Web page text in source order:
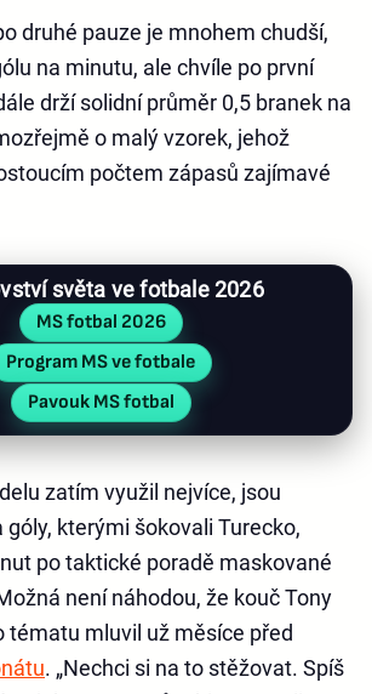
druhé pauze je mnohem chudší,
na minutu, ale chvíle po první
drží solidní průměr 0,5 branek na
o malý vzorek, jehož
počtem zápasů zajímavé
světa ve fotbale 2026
MS fotbal 2026
Program MS ve fotbale
Pavouk MS fotbal
zatím využil nejvíce, jsou
góly, kterými šokovali Turecko,
po taktické poradě maskované
není náhodou, že kouč Tony
tématu mluvil už měsíce před
. „Nechci si na to stěžovat. Spíš